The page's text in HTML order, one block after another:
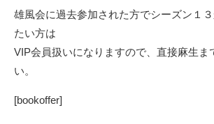
雄風会に過去参加された方でシーズン１
たい方は
VIP会員扱いになりますので、直接麻生ま
い。
[bookoffer]